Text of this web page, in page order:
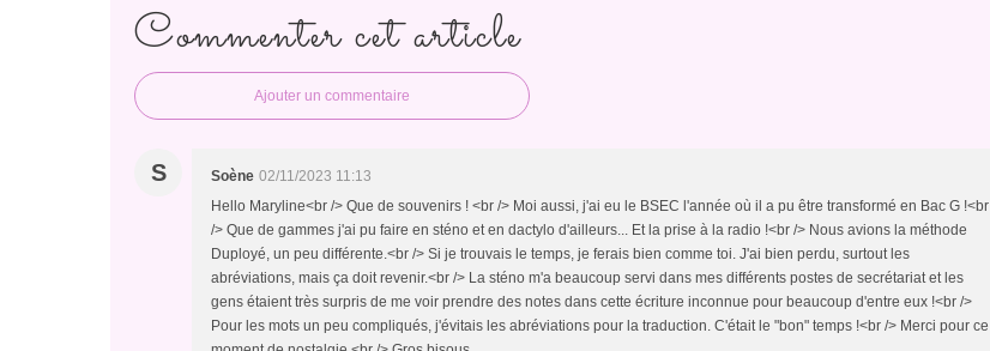
Commenter cet article
Ajouter un commentaire
S Soène 02/11/2023 11:13
Hello Maryline<br /> Que de souvenirs ! <br /> Moi aussi, j'ai eu le BSEC l'année où il a pu être transformé en Bac G !<br
/> Que de gammes j'ai pu faire en sténo et en dactylo d'ailleurs... Et la prise à la radio !<br /> Nous avions la méthode
Duployé, un peu différente.<br /> Si je trouvais le temps, je ferais bien comme toi. J'ai bien perdu, surtout les
abréviations, mais ça doit revenir.<br /> La sténo m'a beaucoup servi dans mes différents postes de secrétariat et les
gens étaient très surpris de me voir prendre des notes dans cette écriture inconnue pour beaucoup d'entre eux !<br />
Pour les mots un peu compliqués, j'évitais les abréviations pour la traduction. C'était le "bon" temps !<br /> Merci pour ce